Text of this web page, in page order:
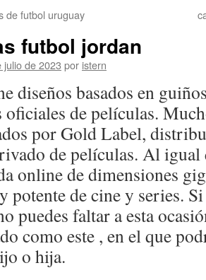
de futbol uruguay
futbol jordan
julio de 2023 por istern
diseños basados en
oficiales de películas.
por Gold Label,
de películas. Al igual
online de dimensiones
potente de cine y series.
puedes faltar a esta
como este , en el que
o hija.